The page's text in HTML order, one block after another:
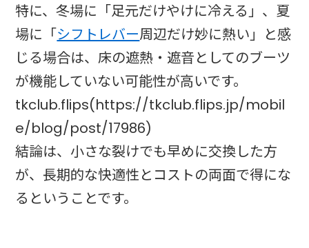
特に、冬場に「足元だけやけに冷える」、夏
場に「シフトレバー周辺だけ妙に熱い」と感
じる場合は、床の遮熱・遮音としてのブーツ
が機能していない可能性が高いです。
tkclub.flips(https://tkclub.flips.jp/mobil
e/blog/post/17986)
結論は、小さな裂けでも早めに交換した方
が、長期的な快適性とコストの両面で得にな
るということです。